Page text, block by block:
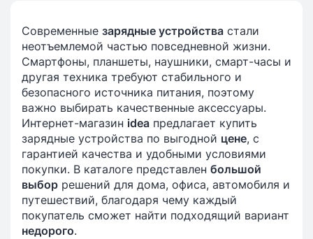
Современные зарядные устройства стали
неотъемлемой частью повседневной жизни.
Смартфоны, планшеты, наушники, смарт-часы и
другая техника требуют стабильного и
безопасного источника питания, поэтому
важно выбирать качественные аксессуары.
Интернет-магазин idea предлагает купить
зарядные устройства по выгодной цене, с
гарантией качества и удобными условиями
покупки. В каталоге представлен большой
выбор решений для дома, офиса, автомобиля и
путешествий, благодаря чему каждый
покупатель сможет найти подходящий вариант
недорого.